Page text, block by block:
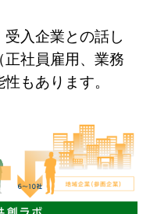
入企業との話し
社員雇用、業務
もあります。